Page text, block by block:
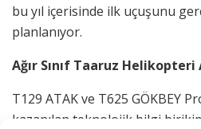
bu yıl içerisinde ilk uçuşunu
planlanıyor.
Ağır Sınıf Taaruz Helikopteri
T129 ATAK ve T625 GÖKBEY
kazanılan teknolojik bilgi